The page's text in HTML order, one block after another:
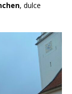
, dulce